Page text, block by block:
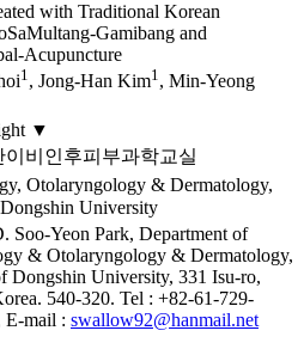
with Traditional Korean
Gamibang and
Acupuncture
1, Jong-Han Kim1, Min-Yeong
▼
비인후피부과학교실
Otolaryngology & Dermatology,
University
Soo-Yeon Park, Department of
& Otolaryngology & Dermatology,
Dongshin University, 331 Isu-ro,
540-320. Tel : +82-61-729-
E-mail : swallow92@hanmail.net